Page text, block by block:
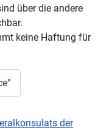
über die andere
keine Haftung für
der